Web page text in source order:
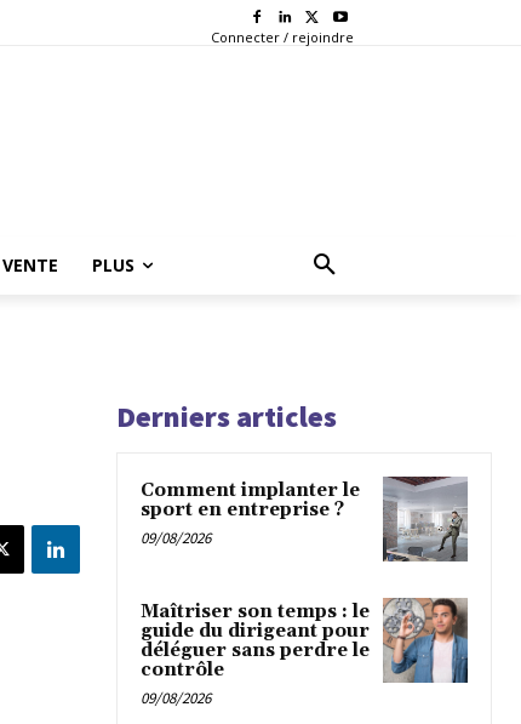
Connecter / rejoindre
VENTE PLUS
Derniers articles
Comment implanter le
sport en entreprise ?
09/08/2026
Maîtriser son temps : le
guide du dirigeant pour
déléguer sans perdre le
contrôle
09/08/2026